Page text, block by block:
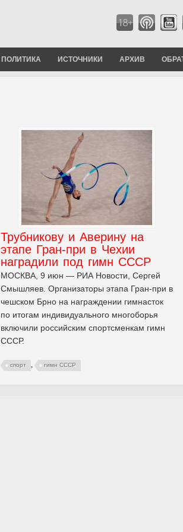
ПОЛИТИКА ИСТОЧНИКИ АРХИВ
Трубникову и Аверину на
этапе Гран-при в Чехии
наградили под гимн СССР
МОСКВА, 9 июн — РИА Новости, Сергей
Смышляев. Организаторы этапа Гран-при в
чешском Брно на награждении гимнасток
по итогам индивидуального многоборья
включили российским спортсменкам гимн
СССР.
спорт , гимн СССР